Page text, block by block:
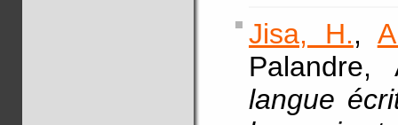
Jisa, H.,
langue